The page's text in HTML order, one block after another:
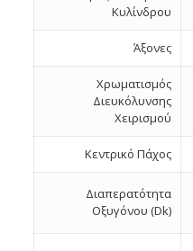
Κυλίνδρου
Άξονες
Χρωματισμός
Διευκόλυνσης
Χειρισμού
Κεντρικό Πάχος
Διαπερατότητα
Οξυγόνου (Dk)